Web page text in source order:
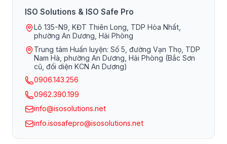
ISO Solutions & ISO Safe Pro
Lô 135-N9, KĐT Thiên Long, TDP Hòa Nhất,
phường An Dương, Hải Phòng
Trung tâm Huấn luyện: Số 5, đường Vạn Thọ, TDP
Nam Hà, phường An Dương, Hải Phòng (Bắc Sơn
cũ, đối diện KCN An Dương)
0906.143.256
0962.390.199
info@isosolutions.net
info.isosafepro@isosolutions.net